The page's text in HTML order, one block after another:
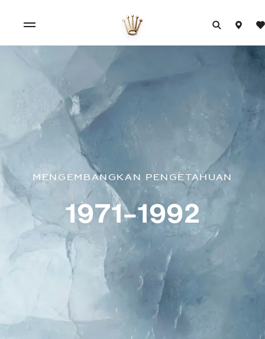
Mengembangkan pengetahuan
1971–1992